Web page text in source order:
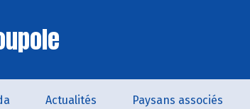
Actualités Paysans associés